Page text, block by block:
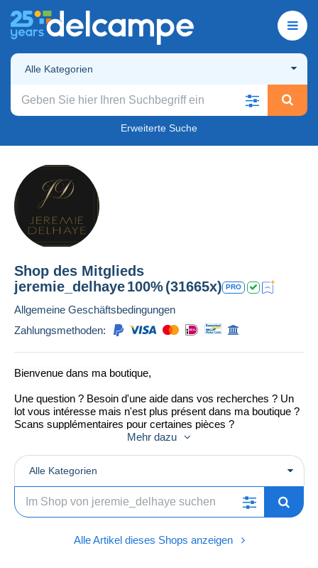
Alle Kategorien
Erweiterte Suche
Shop des Mitglieds
jeremie_delhaye100%(31665x) PRO
Allgemeine Geschäftsbedingungen
Zahlungsmethoden:
Bienvenue dans ma boutique,
Une question ? Besoin d'une aide dans vos recherches ? Un
lot vous intéresse mais n'est plus présent dans ma boutique ?
Scans supplémentaires pour certaines pièces ?
N'hésitez pas à me contacter par message privé ou via mon
A question ? Need help in your research ? A lot interests you
but is no longer present in my shop ?
delhaye.jeremie@outlook.com
Mehr dazu
Alle Kategorien
Alle Artikel dieses Shops anzeigen